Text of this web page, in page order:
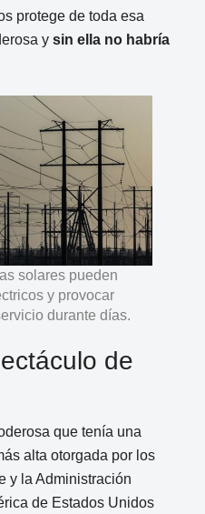
protege de toda esa
y sin ella no habría
solares pueden
y provocar
durante días.
de
que tenía una
alta otorgada por los
y la Administración
de Estados Unidos